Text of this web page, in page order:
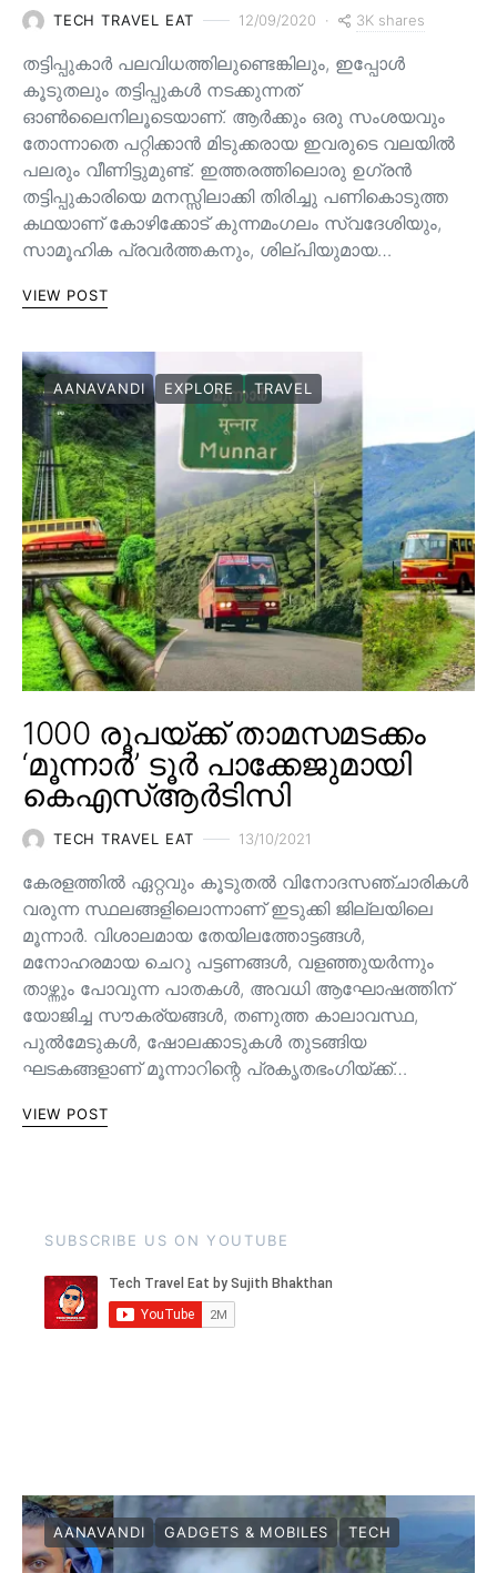
TECH TRAVEL EAT 12/09/2020 3K shares
തട്ടിപ്പുകാർ പലവിധത്തിലുണ്ടെങ്കിലും, ഇപ്പോൾ
കൂടുതലും തട്ടിപ്പുകൾ നടക്കുന്നത്
ഓൺലൈനിലൂടെയാണ്. ആർക്കും ഒരു സംശയവും
തോന്നാതെ പറ്റിക്കാൻ മിടുക്കരായ ഇവരുടെ വലയിൽ
പലരും വീണിട്ടുമുണ്ട്. ഇത്തരത്തിലൊരു ഉഗ്രൻ
തട്ടിപ്പുകാരിയെ മനസ്സിലാക്കി തിരിച്ചു പണികൊടുത്ത
കഥയാണ് കോഴിക്കോട് കുന്നമംഗലം സ്വദേശിയും,
സാമൂഹിക പ്രവർത്തകനും, ശില്പിയുമായ…
VIEW POST
AANAVANDI EXPLORE TRAVEL
1000 രൂപയ്ക്ക് താമസമടക്കം
‘മൂന്നാർ’ ടൂർ പാക്കേജുമായി
കെഎസ്ആർടിസി
TECH TRAVEL EAT 13/10/2021
കേരളത്തിൽ ഏറ്റവും കൂടുതൽ വിനോദസഞ്ചാരികൾ
വരുന്ന സ്ഥലങ്ങളിലൊന്നാണ് ഇടുക്കി ജില്ലയിലെ
മൂന്നാർ. വിശാലമായ തേയിലത്തോട്ടങ്ങള്‍,
മനോഹരമായ ചെറു പട്ടണങ്ങള്‍, വളഞ്ഞുയര്‍ന്നും
താഴ്ന്നും പോവുന്ന പാതകള്‍, അവധി ആഘോഷത്തിന്
യോജിച്ച സൗകര്യങ്ങള്‍, തണുത്ത കാലാവസ്ഥ,
പുൽമേടുകൾ, ഷോലക്കാടുകൾ തുടങ്ങിയ
ഘടകങ്ങളാണ് മൂന്നാറിന്റെ പ്രകൃതഭംഗിയ്ക്ക്…
VIEW POST
SUBSCRIBE US ON YOUTUBE
AANAVANDI GADGETS & MOBILES TECH